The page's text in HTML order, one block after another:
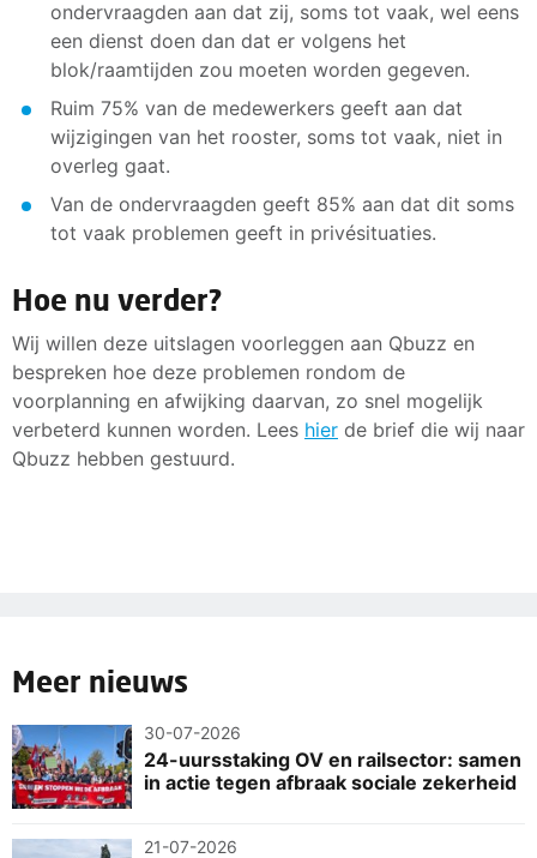
ondervraagden aan dat zij, soms tot vaak, wel eens
een dienst doen dan dat er volgens het
blok/raamtijden zou moeten worden gegeven.
Ruim 75% van de medewerkers geeft aan dat
wijzigingen van het rooster, soms tot vaak, niet in
overleg gaat.
Van de ondervraagden geeft 85% aan dat dit soms
tot vaak problemen geeft in privésituaties.
Hoe nu verder?
Wij willen deze uitslagen voorleggen aan Qbuzz en
bespreken hoe deze problemen rondom de
voorplanning en afwijking daarvan, zo snel mogelijk
verbeterd kunnen worden. Lees hier de brief die wij naar
Qbuzz hebben gestuurd.
Meer nieuws
30-07-2026
24-uursstaking OV en railsector: samen
in actie tegen afbraak sociale zekerheid
21-07-2026